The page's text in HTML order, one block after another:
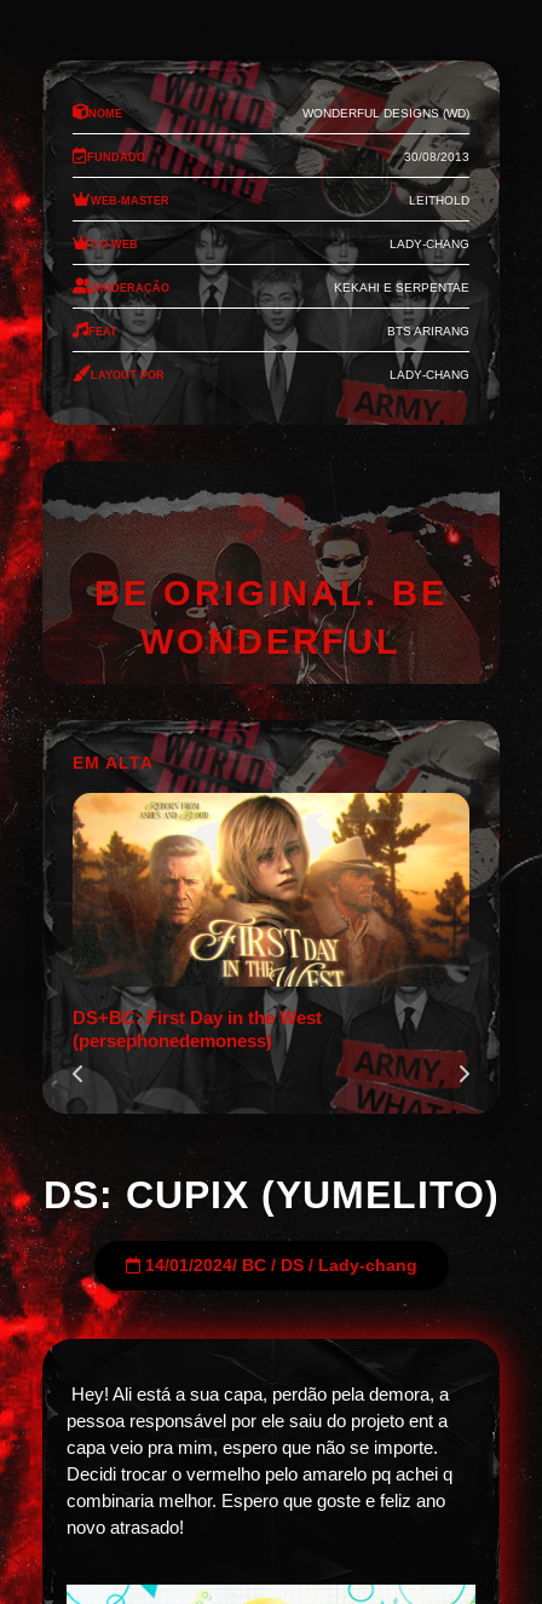
Nome Wonderful Designs (WD)
Fundado 30/08/2013
Web-Master Leithold
Co-Web Lady-Chang
Moderação Kekahi e Serpentae
Feat BTS Arirang
Layout por Lady-Chang
BE ORIGINAL. BE
WONDERFUL
EM ALTA
DS+BC: First Day in the West
(persephonedemoness)
DS: CUPIX (YUMELITO)
14/01/2024/ BC/ DS/ Lady-chang
Hey! Ali está a sua capa, perdão pela demora, a
pessoa responsável por ele saiu do projeto ent a
capa veio pra mim, espero que não se importe.
Decidi trocar o vermelho pelo amarelo pq achei q
combinaria melhor. Espero que goste e feliz ano
novo atrasado!